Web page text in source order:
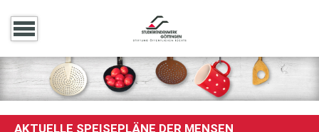
AKTUELLE SPEISEPLÄNE DER MENSEN